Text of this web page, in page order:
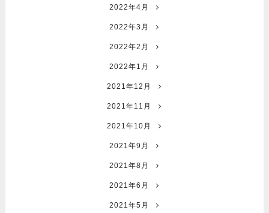
2022年4月
2022年3月
2022年2月
2022年1月
2021年12月
2021年11月
2021年10月
2021年9月
2021年8月
2021年6月
2021年5月